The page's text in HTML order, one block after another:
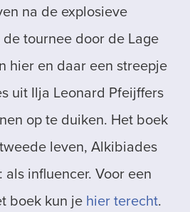
na de explosieve
tournee door de Lage
hier en daar een streepje
uit Ilja Leonard Pfeijffers
op te duiken. Het boek
leven, Alkibiades
influencer. Voor een
boek kun je hier terecht.